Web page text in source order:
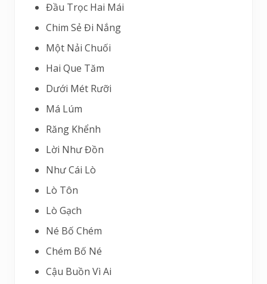
Đầu Trọc Hai Mái
Chim Sẻ Đi Nắng
Một Nải Chuối
Hai Que Tăm
Dưới Mét Rưỡi
Má Lúm
Răng Khểnh
Lời Như Đồn
Như Cái Lò
Lò Tôn
Lò Gạch
Né Bố Chém
Chém Bố Né
Cậu Buồn Vì Ai